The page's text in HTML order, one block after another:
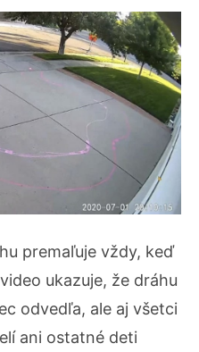
premaľuje vždy, keď
ukazuje, že dráhu
odvedľa, ale aj všetci
ani ostatné deti